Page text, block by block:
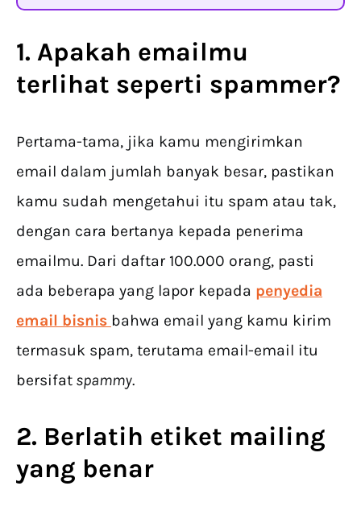
1. Apakah emailmu
terlihat seperti spammer?
Pertama-tama, jika kamu mengirimkan
email dalam jumlah banyak besar, pastikan
kamu sudah mengetahui itu spam atau tak,
dengan cara bertanya kepada penerima
emailmu. Dari daftar 100.000 orang, pasti
ada beberapa yang lapor kepada penyedia
email bisnis bahwa email yang kamu kirim
termasuk spam, terutama email-email itu
bersifat spammy.
2. Berlatih etiket mailing
yang benar